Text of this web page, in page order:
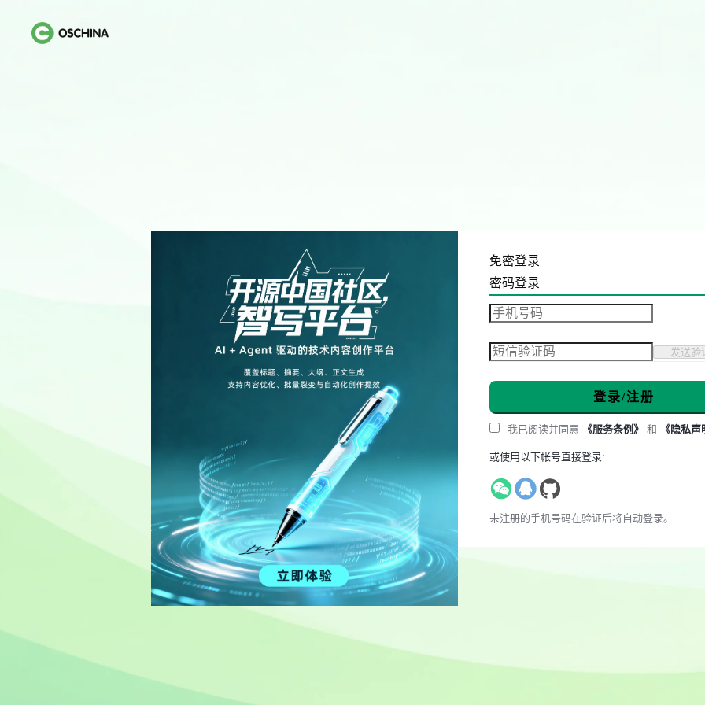
免密登录
密码登录
发送验
登录/注册
我已阅读并同意 《服务条例》 和 《隐私声
或使用以下帐号直接登录:
未注册的手机号码在验证后将自动登录。